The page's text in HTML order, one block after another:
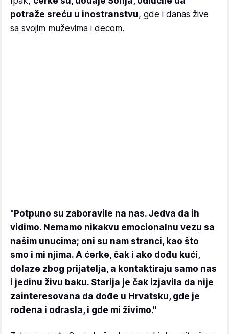
potraže sreću u inostranstvu, gde i danas žive
sa svojim muževima i decom.
"Potpuno su zaboravile na nas. Jedva da ih
vidimo. Nemamo nikakvu emocionalnu vezu sa
našim unucima; oni su nam stranci, kao što
smo i mi njima. A ćerke, čak i ako dođu kući,
dolaze zbog prijatelja, a kontaktiraju samo nas
i jedinu živu baku. Starija je čak izjavila da nije
zainteresovana da dođe u Hrvatsku, gde je
rođena i odrasla, i gde mi živimo."